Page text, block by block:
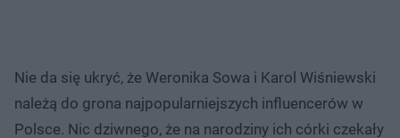
Nie da się ukryć, że Weronika Sowa i Karol Wiśniewski
należą do grona najpopularniejszych influencerów w
Polsce. Nic dziwnego, że na narodziny ich córki czekały